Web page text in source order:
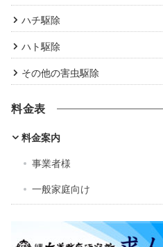
ハチ駆除
ハト駆除
その他の害虫駆除
料金表
料金案内
事業者様
一般家庭向け